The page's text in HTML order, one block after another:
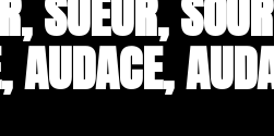
AUDACE,